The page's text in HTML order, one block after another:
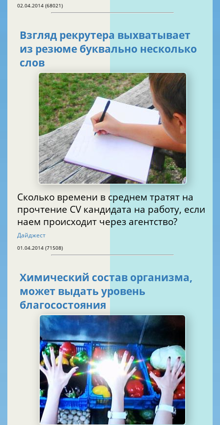
02.04.2014 (68021)
Взгляд рекрутера выхватывает
из резюме буквально несколько
слов
Сколько времени в среднем тратят на
прочтение CV кандидата на работу, если
наем происходит через агентство?
Дайджест
01.04.2014 (71508)
Химический состав организма,
может выдать уровень
благосостояния